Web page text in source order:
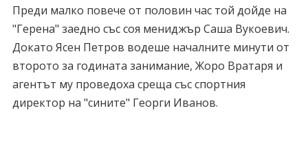
Преди малко повече от половин час той дойде на
"Герена" заедно със соя мениджър Саша Вукоевич.
Докато Ясен Петров водеше началните минути от
второто за годината занимание, Жоро Вратаря и
агентът му проведоха среща със спортния
директор на "сините" Георги Иванов.